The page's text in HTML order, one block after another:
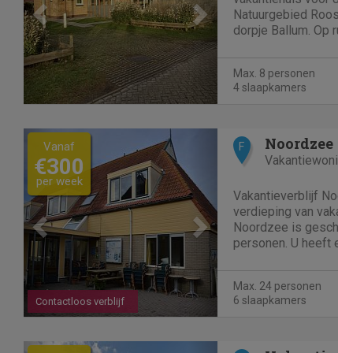
Natuurgebied
dorpje Ballum. Op
met windscherm.
Max. 8 personen
4 slaapkamers
Previous Next
Contactloos verblijf
Vanaf
€300
per week
F Noordzee
Vakantieverblijf
verdieping van
Noordzee is
personen. U heeft
de 4 slaapkamers.
Max. 24 personen
6 slaapkamers